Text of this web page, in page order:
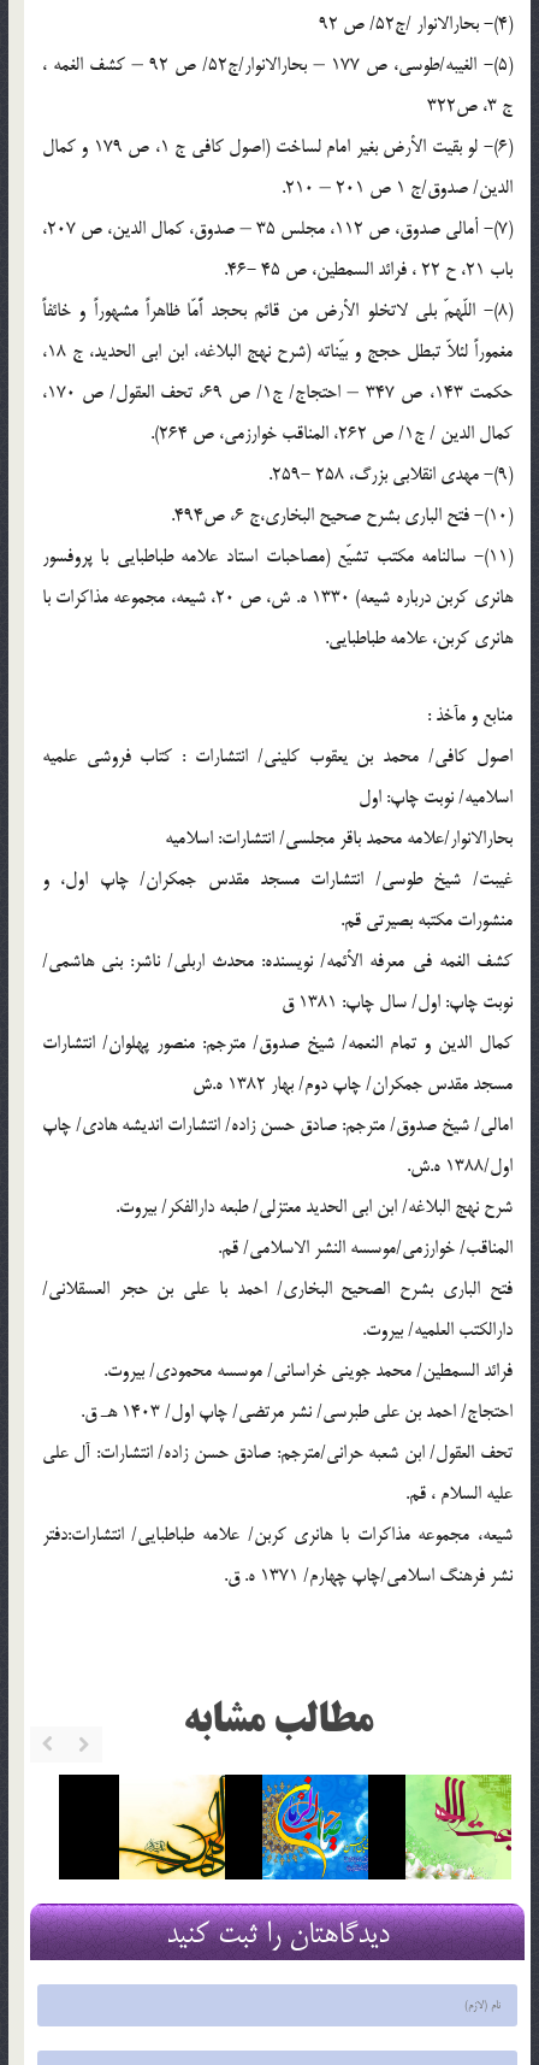
(4)- بحارالانوار /ج52/ ص 92
(5)- الغيبه/طوسی، ص 177 – بحارالانوار/ج52/ ص 92 – کشف الغمه ،
ج 3، ص322
(6)- لو بقيت الأرض بغير امام لساخت (اصول کافی ج 1، ص 179 و كمال
الدين/ صدوق/ج 1 ص 201 – 210.
(7)- أمالى صدوق، ص 112، مجلس 35 – صدوق، كمال الدين، ص 207،
باب 21، ح 22 ، فرائد السمطين، ص 45 -46.
(8)- اللّهمّ بلى لاتخلو الأرض من قائم بحجد اًّمّا ظاهراً مشهوراً و خائفاً
مغموراً لئلاّ تبطل حجج و بيّناته (شرح نهج البلاغه، ابن ابى الحديد، ج 18،
حكمت 143، ص 347 – احتجاج/ ج1/ ص 69، تحف العقول/ ص 170،
کمال الدین / ج1/ ص 262، المناقب خوارزمی، ص 264).
(9)- مهدى انقلابى بزرگ، 258 -259.
(10)- فتح البارى بشرح صحيح البخارى،ج 6، ص494.
(11)- سالنامه مكتب تشيّع (مصاحبات استاد علامه طباطبايى با پروفسور
هانرى كربن درباره شيعه) 1330 ه. ش، ص 20، شیعه، مجموعه مذاکرات با
هانری کربن، علامه طباطبایی.
منابع و مآخذ :
اصول کافی/ محمد بن یعقوب کلینی/ انتشارات : کتاب فروشی علمیه
اسلامیه/ نوبت چاپ: اول‏
بحارالانوار/علامه محمد باقر مجلسی/ انتشارات: اسلامیه
غیبت/ شیخ طوسی/ انتشارات مسجد مقدس جمکران/ چاپ اول، و
منشورات مکتبه بصیرتی قم.
کشف الغمه في معرفه الأئمه/ نويسنده: محدث اربلى‏/ ناشر: بنى هاشمى/
نوبت چاپ: اول‏/ سال چاپ: 1381 ق‏
کمال الدین و تمام النعمه/ شیخ صدوق/ مترجم: منصور پهلوان/ انتشارات
مسجد مقدس جمکران/ چاپ دوم/ بهار 1382 ه.ش
امالی/ شیخ صدوق/ مترجم: صادق حسن زاده/ انتشارات اندیشه هادی/ چاپ
اول/1388 ه.ش.
شرح نهج البلاغه/ ابن ابی الحدید معتزلی/ طبعه دارالفکر/ بیروت.
المناقب/ خوارزمی/موسسه النشر الاسلامی/ قم.
فتح الباری بشرح الصحیح البخاری/ احمد با علی بن حجر العسقلانی/
دارالکتب العلمیه/ بیروت.
فرائد السمطین/ محمد جوینی خراسانی/ موسسه محمودی/ بیروت.
احتجاج/ احمد بن علی طبرسی/ نشر مرتضی/ چاپ اول/ 1403 هـ ق.
تحف العقول/ ابن شعبه حرانی/مترجم: صادق حسن زاده/ انتشارات: آل على
عليه السلام‏ ، قم.
شیعه، مجموعه مذاکرات با هانری کربن/ علامه طباطبایی/ انتشارات:دفتر
نشر فرهنگ اسلامی/چاپ چهارم/ 1371 ه. ق.
مطالب مشابه
دیدگاهتان را ثبت کنید